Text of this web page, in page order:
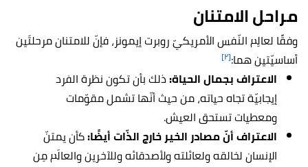
مراحل الامتنان
وفقًا لعالِم النّفس الأمريكيّ روبرت إيمونز، فإنّ للامتنان مرحلتَين
أساسيّتين هما:[٢]
الاعتراف بجمال الحياة:ذلك بأن تكون نظرة الفرد
إيجابيّة تجاه حياته، من حيث أنّها تشمل مقوّمات
ومعطيات تستحق العيش.
الاعتراف أنّ مصادر الخير خارج الذّات أيضًا:كأن يمتنّ
الإنسان لخالقه ولعائلته ولأصدقائه وللآخرين والعالَم مِن